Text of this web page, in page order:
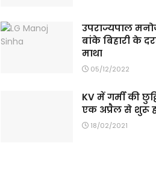
उपराज्यपाल
बांके बिहारी के
माथा
05/12/2022
KV में गर्मी की
एक अप्रैल से शुरू
18/02/2021